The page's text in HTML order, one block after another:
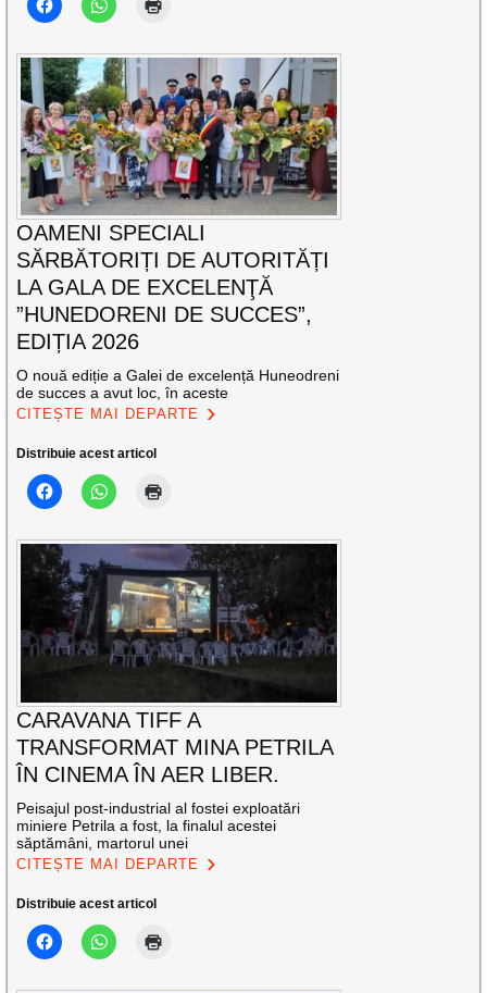
OAMENI SPECIALI
SĂRBĂTORIȚI DE AUTORITĂȚI
LA GALA DE EXCELENŢĂ
”HUNEDORENI DE SUCCES”,
EDIȚIA 2026
O nouă ediție a Galei de excelență Huneodreni
de succes a avut loc, în aceste
CITEȘTE MAI DEPARTE
Distribuie acest articol
CARAVANA TIFF A
TRANSFORMAT MINA PETRILA
ÎN CINEMA ÎN AER LIBER.
Peisajul post-industrial al fostei exploatări
miniere Petrila a fost, la finalul acestei
săptămâni, martorul unei
CITEȘTE MAI DEPARTE
Distribuie acest articol